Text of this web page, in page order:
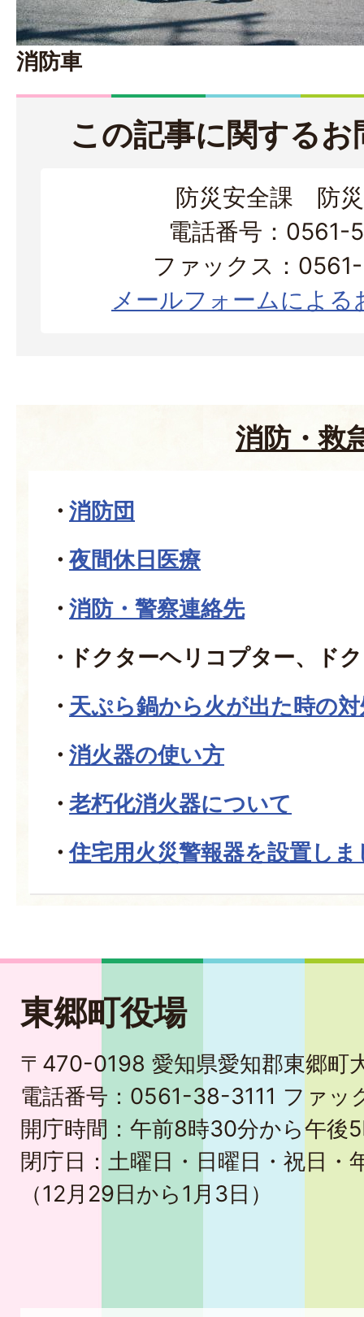
消防車
この記事に関する
防災安全課 防
電話番号：0561-
ファックス：
メールフォームによる
消防・救
消防団
夜間休日医療
消防・警察連絡先
ドクターヘリコプター、ド
天ぷら鍋から火が出た時の
消火器の使い方
老朽化消火器について
住宅用火災警報器を設置し
東郷町役場
〒470-0198 愛知県愛知郡東郷町
電話番号：0561-38-3111 ファ
開庁時間：午前8時30分から午後
閉庁日：土曜日・日曜日・祝日・
（12月29日から1月3日）